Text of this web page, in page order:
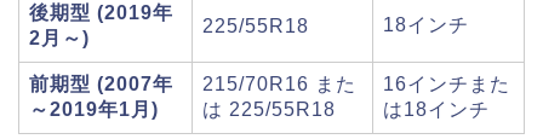
後期型 (2019年
2月～)
225/55R18 18インチ
前期型 (2007年
～2019年1月)
215/70R16 また
は 225/55R18
16インチまた
は18インチ